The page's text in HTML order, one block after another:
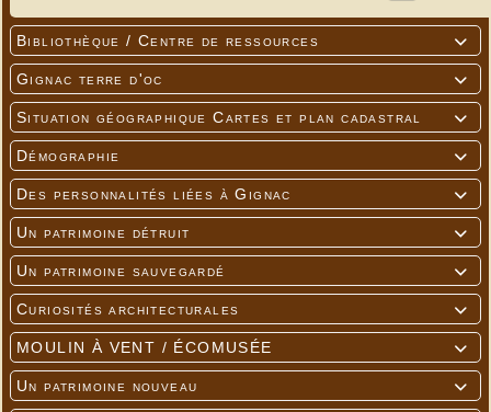

Bibliothèque / Centre de ressources

Gignac terre d'oc

Situation géographique Cartes et plan cadastral

Démographie

Des personnalités liées à Gignac

Un patrimoine détruit

Un patrimoine sauvegardé

Curiosités architecturales

MOULIN À VENT / ÉCOMUSÉE

Un patrimoine nouveau